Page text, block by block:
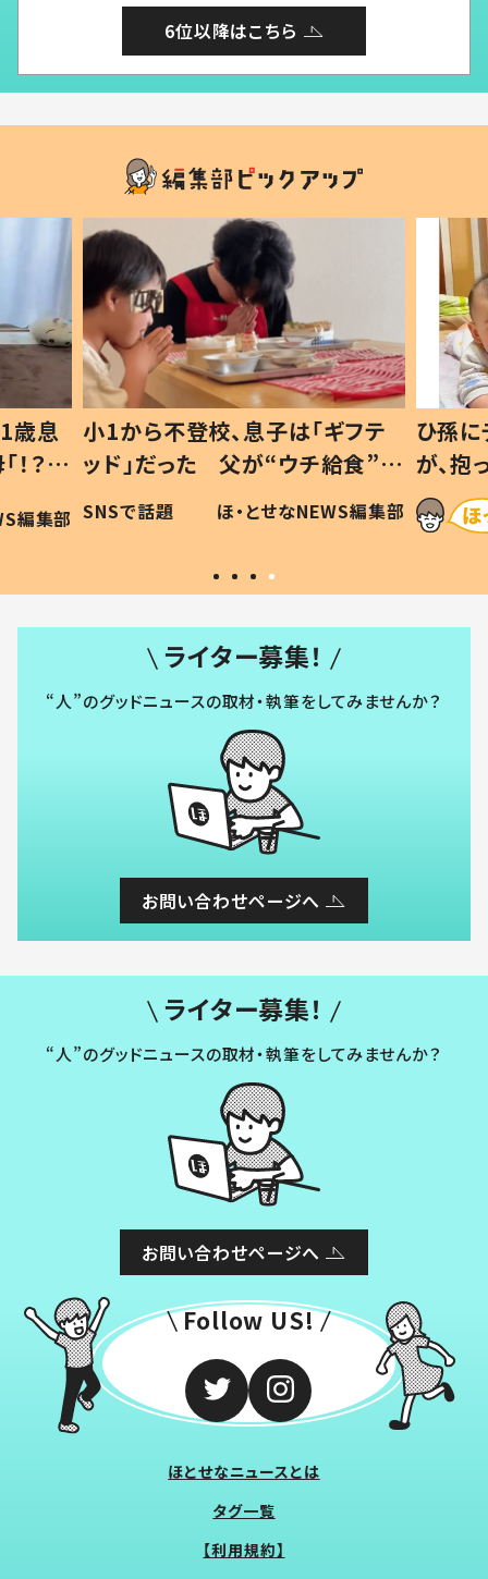
6位以降はこちら
歳息
？」
編集部
小1から不登校、息子は「ギフテ
ッド」だった 父が“ウチ給食”を
作り続ける理由とは #令和の親
#令和の子
SNSで話題 ほ・とせなNEWS編集部
ひ孫
が、
「涙が
い」
ライター募集！
“人”のグッドニュースの取材・執筆をしてみませんか？
お問い合わせページへ
ライター募集！
“人”のグッドニュースの取材・執筆をしてみませんか？
お問い合わせページへ
Follow US!
ほとせなニュースとは
タグ一覧
【利用規約】